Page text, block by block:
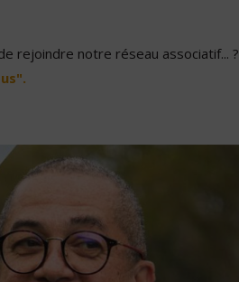
rejoindre notre réseau associatif... ?